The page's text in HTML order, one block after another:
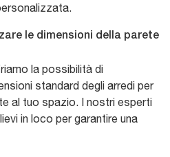
le dimensioni della parete
la possibilità di
standard degli arredi per
al tuo spazio. I nostri esperti
in loco per garantire una